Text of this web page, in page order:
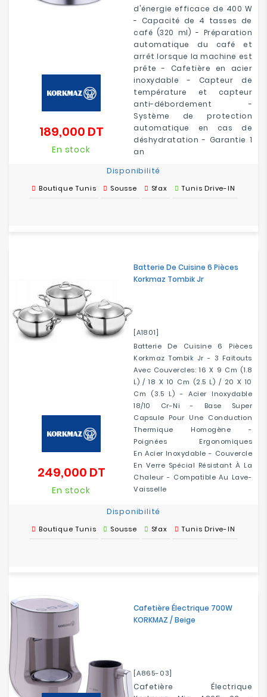
d'énergie efficace de 400 W
- Capacité de 4 tasses de
café (320 ml) - Préparation
automatique du café et
arrêt lorsque la machine est
prête - Cafetière en acier
inoxydable - Capteur de
température et capteur
anti-débordement -
Système de protection
automatique en cas de
déshydratation - Garantie 1
an
189,000 DTPrix
En stock
Disponibilité
Boutique Tunis Sousse Sfax Tunis Drive-IN
Batterie De Cuisine 6 Pièces
Korkmaz Tombik Jr
[A1801]
Batterie De Cuisine 6 Pièces
Korkmaz Tombik Jr - 3 Faitouts
Avec Couvercles: 16 X 9 Cm (1.8
L) / 18 X 10 Cm (2.5 L) / 20 X 10
Cm (3.5 L) - Acier Inoxydable
18/10 Cr-Ni - Base Super
Capsule Pour Une Conduction
Thermique Homogène -
Poignées Ergonomiques
En Acier Inoxydable - Couvercle
En Verre Spécial Résistant À La
Chaleur - Compatible Au Lave-
Vaisselle
249,000 DTPrix
En stock
Disponibilité
Boutique Tunis Sousse Sfax Tunis Drive-IN
Cafetière Électrique 700W
KORKMAZ / Beige
[A865-03]
Cafetière Électrique